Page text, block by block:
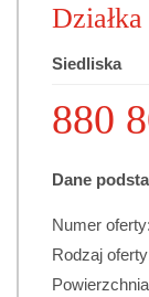
Siedliska
880
Dane
Numer oferty:
Rodzaj